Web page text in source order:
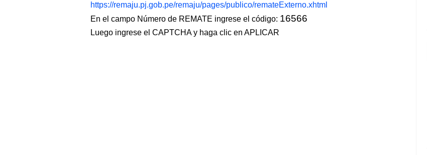
https://remaju.pj.gob.pe/remaju/pages/publico/remateExterno.xhtml
En el campo Número de REMATE ingrese el código: 16566
Luego ingrese el CAPTCHA y haga clic en APLICAR